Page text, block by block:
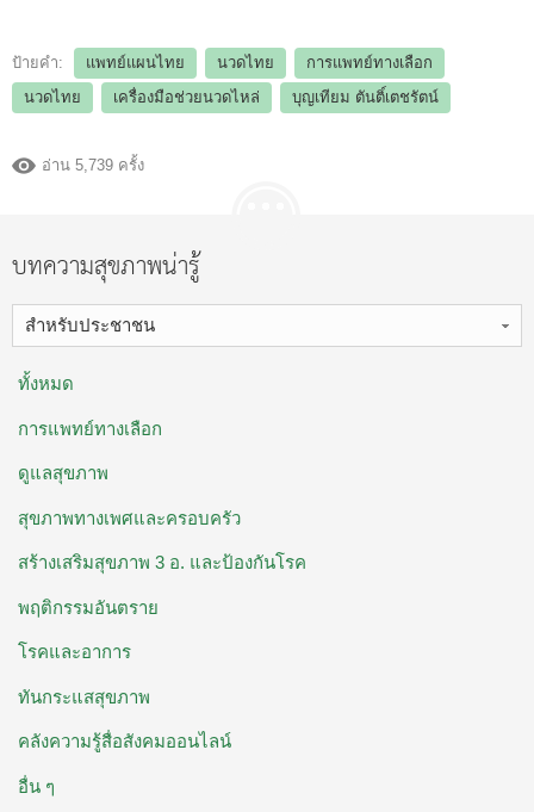
ป้ายคำ: แพทย์แผนไทย นวดไทย
การแพทย์ทางเลือก
นวดไทย
เครื่องมือช่วยนวดไหล่ บุญเทียม ตันติ์เตชรัตน์
อ่าน 5,739 ครั้ง
บทความสุขภาพน่ารู้
สำหรับประชาชน
ทั้งหมด
การแพทย์ทางเลือก
ดูแลสุขภาพ
สุขภาพทางเพศและครอบครัว
สร้างเสริมสุขภาพ 3 อ. ​และป้องกันโรค
พฤติกรรมอันตราย
โรคและอาการ
ทันกระแสสุขภาพ
คลังความรู้สื่อสังคมออนไลน์
อื่น ๆ